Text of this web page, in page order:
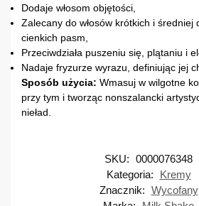
Dodaje włosom objętości,
Zalecany do włosów krótkich i średniej
cienkich pasm,
Przeciwdziała puszeniu się, plątaniu i
Nadaje fryzurze wyrazu, definiując jej
Sposób użycia: Wmasuj w wilgotne
przy tym i tworząc nonszalancki
nieład.
SKU: 0000076348
Kategoria:
Kremy
Znacznik: Wycofany